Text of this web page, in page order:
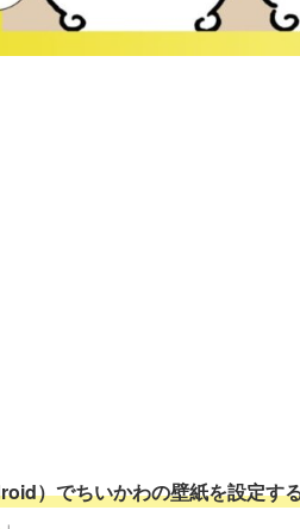
）でちいかわの壁紙を設定す